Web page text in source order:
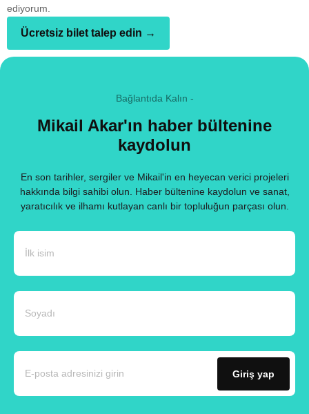
ediyorum.
Ücretsiz bilet talep edin →
Bağlantıda Kalın -
Mikail Akar'ın haber bültenine
kaydolun
En son tarihler, sergiler ve Mikail'in en heyecan verici projeleri
hakkında bilgi sahibi olun. Haber bültenine kaydolun ve sanat,
yaratıcılık ve ilhamı kutlayan canlı bir topluluğun parçası olun.
Giriş yap